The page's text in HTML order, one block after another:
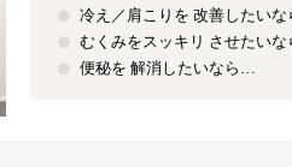
冷え／肩こりを 改善したい
むくみをスッキリ させたい
便秘を 解消したいなら…